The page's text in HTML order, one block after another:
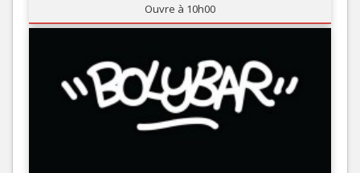
Ouvre à 10h00